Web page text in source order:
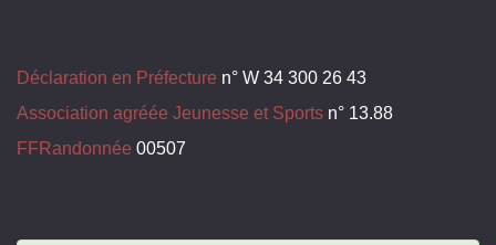
Déclaration en Préfecture n° W 34 300 26 43
Association agréée Jeunesse et Sports n° 13.88
FFRandonnée 00507